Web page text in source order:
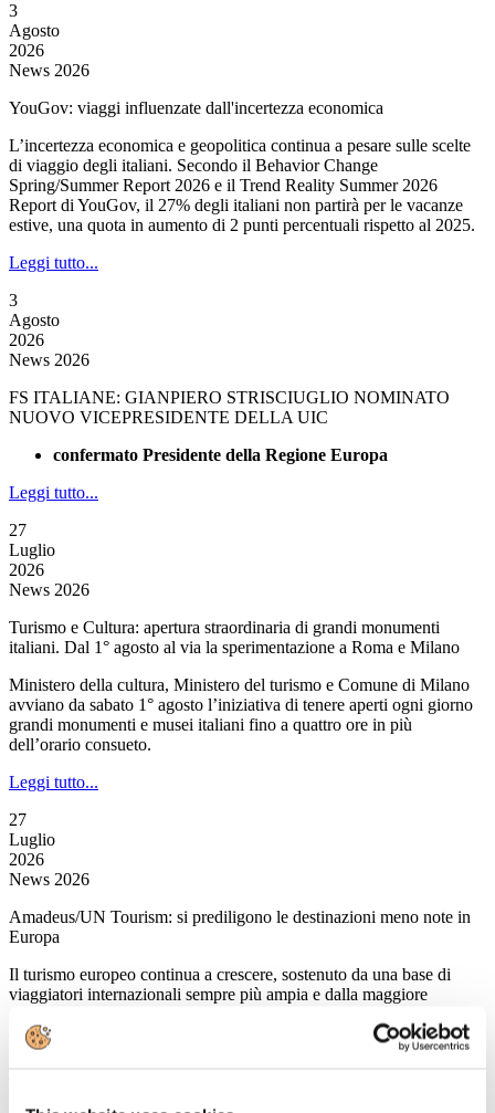
3
Agosto
2026
News 2026
YouGov: viaggi influenzate dall'incertezza economica
L’incertezza economica e geopolitica continua a pesare sulle scelte
di viaggio degli italiani. Secondo il Behavior Change
Spring/Summer Report 2026 e il Trend Reality Summer 2026
Report di YouGov, il 27% degli italiani non partirà per le vacanze
estive, una quota in aumento di 2 punti percentuali rispetto al 2025.
Leggi tutto...
3
Agosto
2026
News 2026
FS ITALIANE: GIANPIERO STRISCIUGLIO NOMINATO
NUOVO VICEPRESIDENTE DELLA UIC
confermato Presidente della Regione Europa
Leggi tutto...
27
Luglio
2026
News 2026
Turismo e Cultura: apertura straordinaria di grandi monumenti
italiani. Dal 1° agosto al via la sperimentazione a Roma e Milano
Ministero della cultura, Ministero del turismo e Comune di Milano
avviano da sabato 1° agosto l’iniziativa di tenere aperti ogni giorno
grandi monumenti e musei italiani fino a quattro ore in più
dell’orario consueto.
Leggi tutto...
27
Luglio
2026
News 2026
Amadeus/UN Tourism: si prediligono le destinazioni meno note in
Europa
Il turismo europeo continua a crescere, sostenuto da una base di
viaggiatori internazionali sempre più ampia e dalla maggiore
dalle folle e immuni all’overtourism.
27